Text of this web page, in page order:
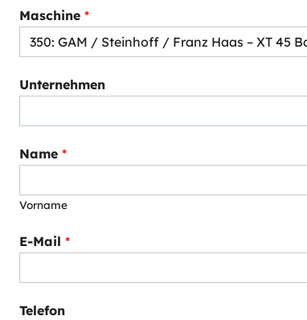
Maschine *
Unternehmen
Name *
Vorname
E-Mail *
Telefon